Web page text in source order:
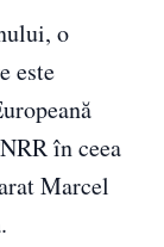
o
este
în ceea
Marcel